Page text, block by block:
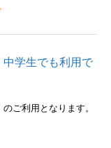
中学生でも利用で
ご利用となります。